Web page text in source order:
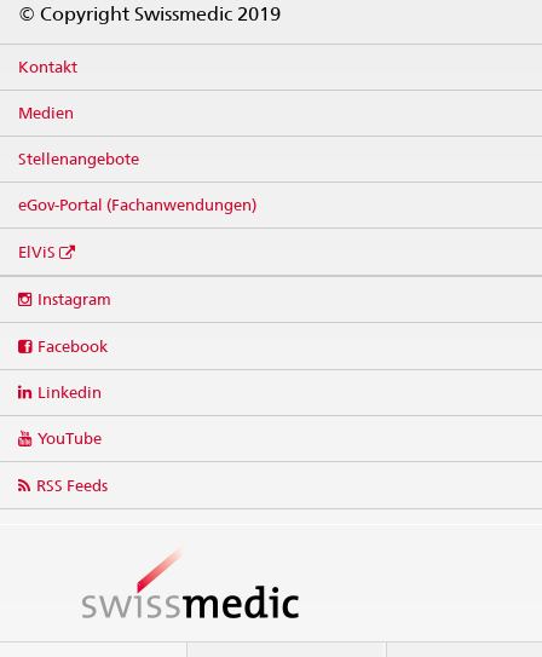
© Copyright Swissmedic 2019
Kontakt
Medien
Stellenangebote
eGov-Portal (Fachanwendungen)
ElViS
media
Instagram
Facebook
Linkedin
YouTube
RSS Feeds